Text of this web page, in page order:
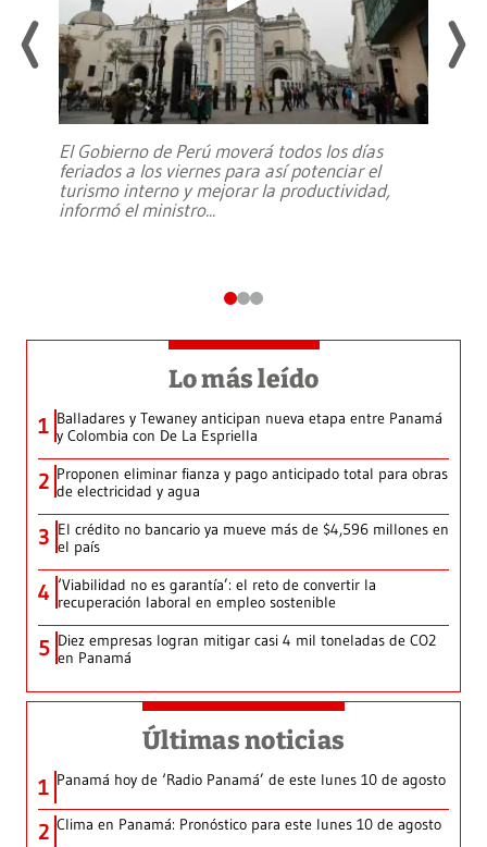
El Gobierno de Perú moverá todos los días
feriados a los viernes para así potenciar el
turismo interno y mejorar la productividad,
informó el ministro...
Lo más leído
1 Balladares y Tewaney anticipan nueva etapa entre Panamá
y Colombia con De La Espriella
2 Proponen eliminar fianza y pago anticipado total para obras
de electricidad y agua
3 El crédito no bancario ya mueve más de $4,596 millones en
el país
4 ‘Viabilidad no es garantía’: el reto de convertir la
recuperación laboral en empleo sostenible
5 Diez empresas logran mitigar casi 4 mil toneladas de CO2
en Panamá
Últimas noticias
1 Panamá hoy de ‘Radio Panamá’ de este lunes 10 de agosto
2 Clima en Panamá: Pronóstico para este lunes 10 de agosto